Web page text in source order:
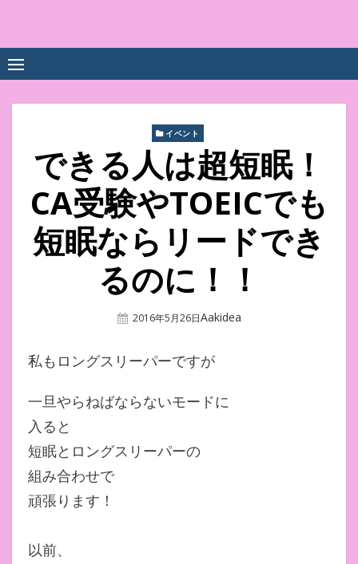
content
数UPｽｸｰﾙ
イベント
できる人は超短眠！
CA受験やTOEICでも
短眠ならリードでき
るのに！！
Posted
2016年5月26日Author
Aakidea
私もロングスリーパーですが
一旦やらねばならないモードに
入ると
短眠とロングスリーパーの
組み合わせで
頑張ります！
以前、